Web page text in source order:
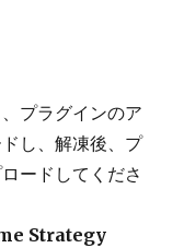
プラグインのア
し、解凍後、プ
ードしてくださ
Strategy